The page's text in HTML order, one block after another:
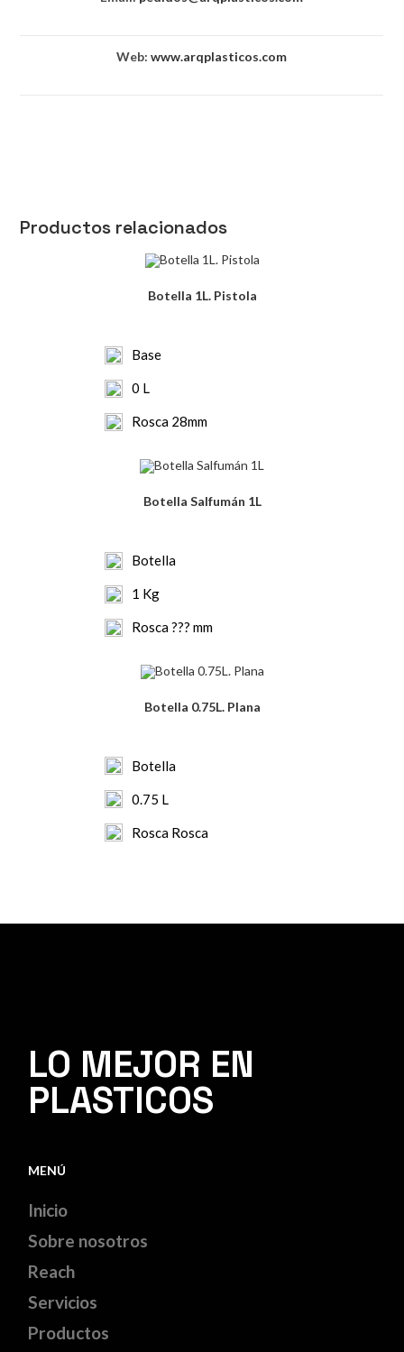
Web:www.arqplasticos.com
Productos relacionados
Botella 1L. Pistola
Base
0 L
Rosca 28mm
Botella Salfumán 1L
Botella
1 Kg
Rosca ??? mm
Botella 0.75L. Plana
Botella
0.75 L
Rosca Rosca
LO MEJOR EN
PLASTICOS
MENÚ
Inicio
Sobre nosotros
Reach
Servicios
Productos